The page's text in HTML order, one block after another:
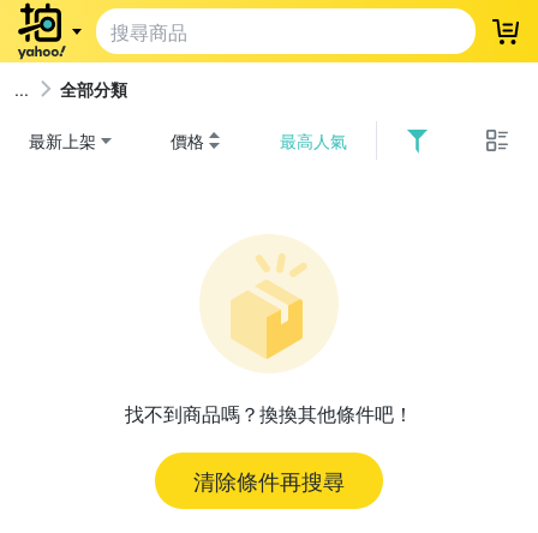
登
全部分類
最新上架 價格 最高人氣
找不到商品嗎？換換其他條件吧！
清除條件再搜尋